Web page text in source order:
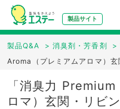
製品サイト
製品Q&A > 消臭剤・芳香剤 >
Aroma（プレミアムアロマ）
「消臭力
ロマ）玄関・リビ